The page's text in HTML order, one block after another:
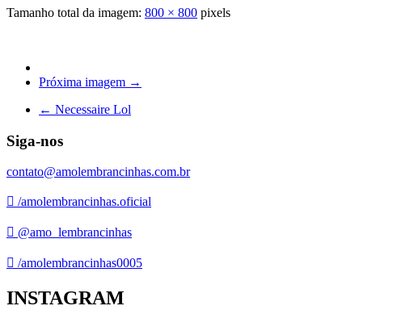
Tamanho total da imagem: 800 × 800 pixels
Próxima imagem →
← Necessaire Lol
Siga-nos
contato@amolembrancinhas.com.br
/amolembrancinhas.oficial
@amo_lembrancinhas
/amolembrancinhas0005
INSTAGRAM